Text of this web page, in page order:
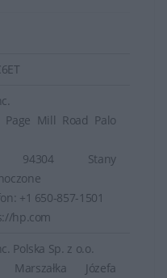
Page Mill Road Palo
94304 Stany
+1 650-857-1501
hp.com
Polska Sp. z o.o.
Marszałka Józefa